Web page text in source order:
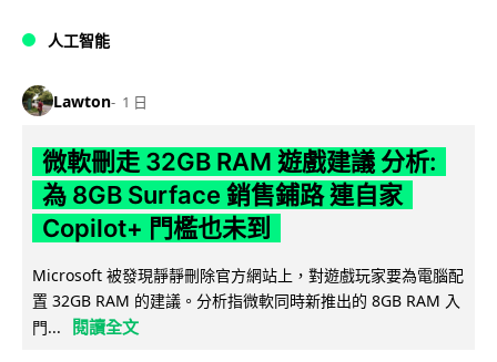
人工智能
Lawton 1 日
微軟刪走 32GB RAM 遊戲建議 分析:
為 8GB Surface 銷售鋪路 連自家
Copilot+ 門檻也未到
Microsoft 被發現靜靜刪除官方網站上，對遊戲玩家要為電腦配
置 32GB RAM 的建議。分析指微軟同時新推出的 8GB RAM 入
門...
閱讀全文